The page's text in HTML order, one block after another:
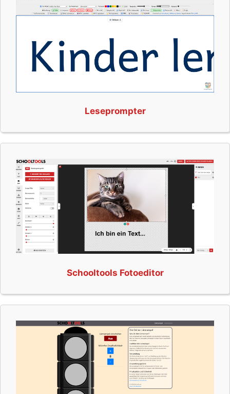
Leseprompter
Schooltools Fotoeditor